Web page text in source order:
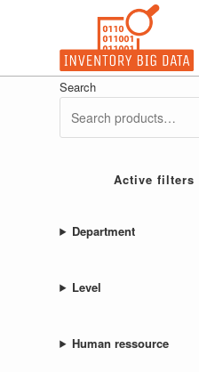
Search
Active filters
Department
Level
Human ressource